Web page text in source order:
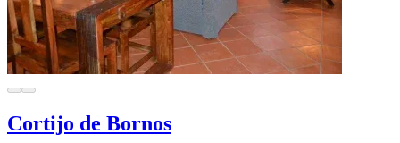
Cortijo de Bornos